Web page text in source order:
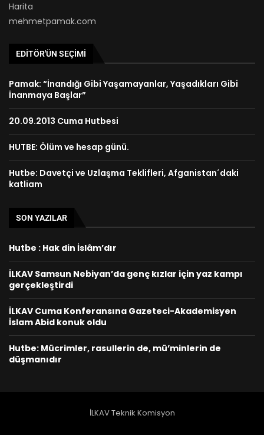
Harita
mehmetpamak.com
EDITÖR'ÜN SEÇIMI
Pamak: “İnandığı Gibi Yaşamayanlar, Yaşadıkları Gibi
İnanmaya Başlar”
20.09.2013 Cuma Hutbesi
HUTBE: Ölüm ve hesap günü.
Hutbe: Davetçi ve Uzlaşma Teklifleri, Afganistan´daki
katliam
SON YAZILAR
Hutbe : Hak din İslâm’dır
İLKAV Samsun Nebiyan’da genç kızlar için yaz kampı
gerçekleştirdi
İLKAV Cuma Konferansına Gazeteci-Akademisyen
İslam Abid konuk oldu
Hutbe: Mücrimler, rasullerin de, mü’minlerin de
düşmanıdır
İLKAV Teknik Komisyon